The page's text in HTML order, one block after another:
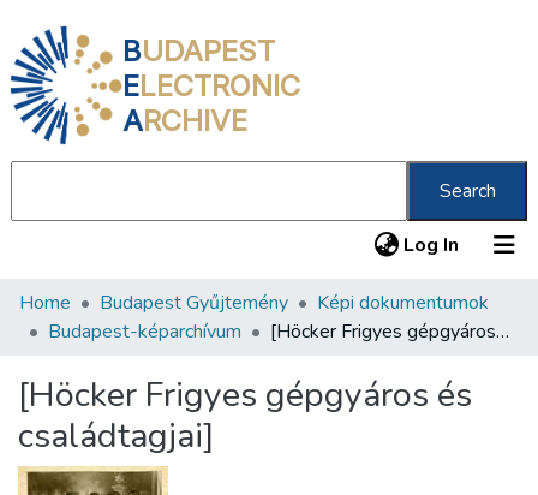
BUDAPEST
ELECTRONIC
ARCHIVE
Search
Log In (current)
Communities & Collections
Statistics
About us
Home Budapest Gyűjtemény
Képi dokumentumok
Budapest-képarchívum
[Höcker Frigyes gépgyáros és családtagjai]
[Höcker Frigyes gépgyáros és
családtagjai]